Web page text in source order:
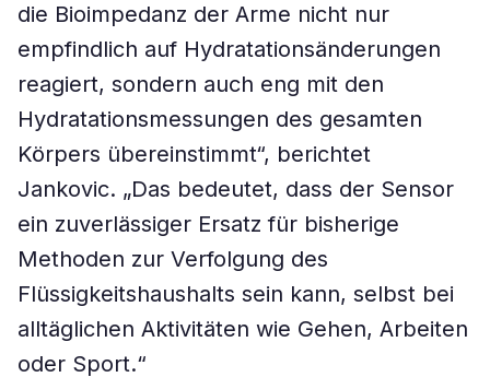
die Bioimpedanz der Arme nicht nur
empfindlich auf Hydratationsänderungen
reagiert, sondern auch eng mit den
Hydratationsmessungen des gesamten
Körpers übereinstimmt“, berichtet
Jankovic. „Das bedeutet, dass der Sensor
ein zuverlässiger Ersatz für bisherige
Methoden zur Verfolgung des
Flüssigkeitshaushalts sein kann, selbst bei
alltäglichen Aktivitäten wie Gehen, Arbeiten
oder Sport.“